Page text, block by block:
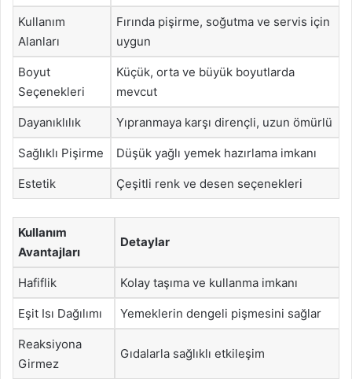
Kullanım
Alanları
Fırında pişirme, soğutma ve servis için
uygun
Boyut
Seçenekleri
Küçük, orta ve büyük boyutlarda
mevcut
Dayanıklılık Yıpranmaya karşı dirençli, uzun ömürlü
Sağlıklı Pişirme Düşük yağlı yemek hazırlama imkanı
Estetik Çeşitli renk ve desen seçenekleri
Kullanım
Avantajları
Detaylar
Hafiflik Kolay taşıma ve kullanma imkanı
Eşit Isı Dağılımı Yemeklerin dengeli pişmesini sağlar
Reaksiyona
Girmez
Gıdalarla sağlıklı etkileşim